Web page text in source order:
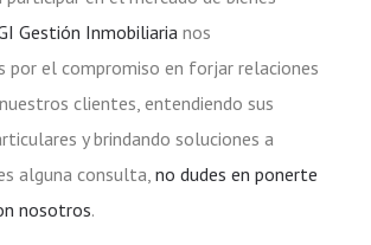
Gestión Inmobiliaria nos
por el compromiso en forjar relaciones
clientes, entendiendo sus
y brindando soluciones a
alguna consulta,no dudes en ponerte
nosotros.